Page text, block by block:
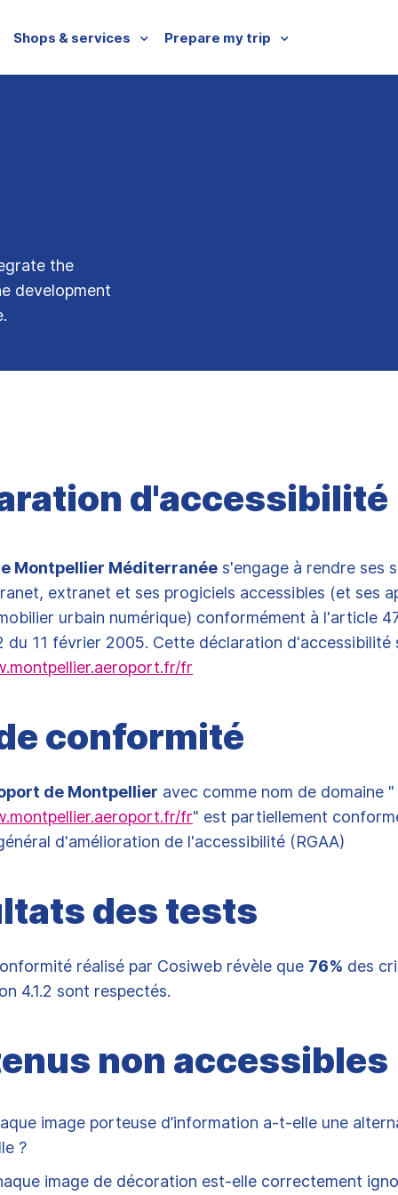
Shops & services Prepare my trip
the
development
d'accessibilité
Montpellier Méditerranée s'engage à rendre ses
extranet et ses progiciels accessibles (et ses
urbain numérique) conformément à l'article
du 11 février 2005. Cette déclaration d'accessibilité
fr
conformité
de Montpellier avec comme nom de domaine "
fr" est partiellement
d'amélioration de l'accessibilité (RGAA)
des tests
réalisé par Cosiweb révèle que 76% des
4.1.2 sont respectés.
non accessibles
image porteuse d’information a-t-elle une
?
image de décoration est-elle correctement